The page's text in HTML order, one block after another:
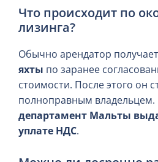
Что происходит по
лизинга?
Обычно арендатор получает
яхты по заранее
стоимости. После этого он
полноправным
департамент Мальты
уплате НДС.